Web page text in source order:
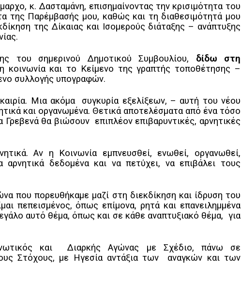
κ. Δασταμάνη, επισημαίνοντας την κρισιμότητα του
της Παρέμβασής μου, καθώς και τη διαθεσιμότητά μου
της Δίκαιας και Ισομερούς διάταξης – ανάπτυξης
του σημερινού Δημοτικού Συμβουλίου, δίδω στη
κοινωνία και το Κείμενο της γραπτής τοποθέτησης –
συλλογής υπογραφών.
Μια ακόμα συγκυρία εξελίξεων, – αυτή του νέου
και οργανωμένα. Θετικά αποτελέσματα από ένα τόσο
θα βιώσουν επιπλέον επιβαρυντικές, αρνητικές
Αν η Κοινωνία εμπνευσθεί, ενωθεί, οργανωθεί,
αρνητικά δεδομένα και να πετύχει, να επιβάλει τους
που πορευθήκαμε μαζί στη διεκδίκηση και ίδρυση του
πεπεισμένος, όπως επίμονα, ρητά και επανειλημμένα
αυτό θέμα, όπως και σε κάθε αναπτυξιακό θέμα, για
και Διαρκής Αγώνας με Σχέδιο, πάνω σε
Στόχους, με Ηγεσία αντάξια των αναγκών και των